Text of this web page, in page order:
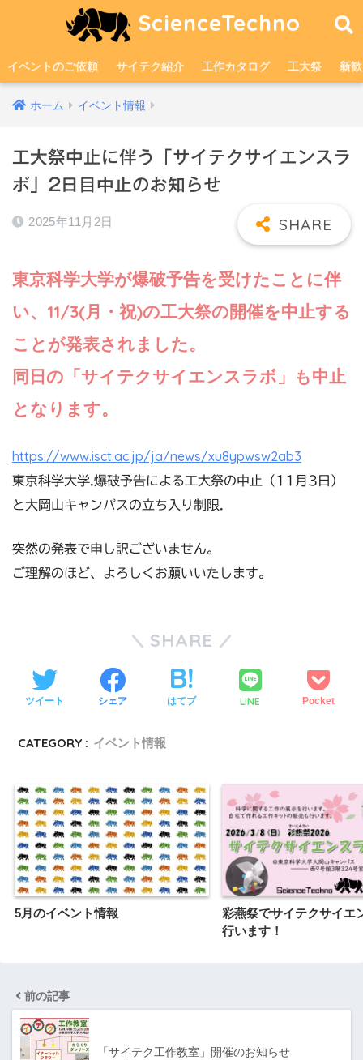
ScienceTechno
イベントのご依頼 サイテク紹介 工作カタログ 工大祭 新歓
ホーム イベント情報
工大祭中止に伴う「サイテクサイエンスラ
ボ」2日目中止のお知らせ
2025年11月2日
東京科学大学が爆破予告を受けたことに伴
い、11/3(月・祝)の工大祭の開催を中止する
ことが発表されました。
同日の「サイテクサイエンスラボ」も中止
となります。
https://www.isct.ac.jp/ja/news/xu8ypwsw2ab3
東京科学大学.爆破予告による工大祭の中止（11月3日）
と大岡山キャンパスの立ち入り制限.
突然の発表で申し訳ございません。
ご理解のほど、よろしくお願いいたします。
SHARE
ツイート シェア はてブ LINE Pocket
CATEGORY : イベント情報
5月のイベント情報
彩燕祭でサイテクサイエ
行います！
前の記事
「サイテク工作教室」開催のお知らせ